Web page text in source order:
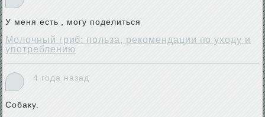
У меня есть , могу поделиться
Молочный гриб: польза, рекомендации по уходу и
употреблению
4 года назад
Собаку.